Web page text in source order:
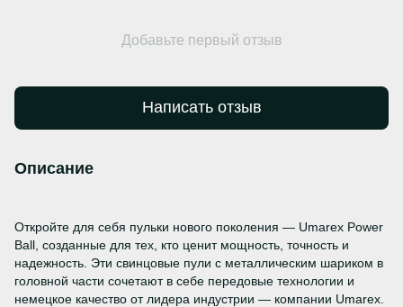
Добавьте первый отзыв
Написать отзыв
Описание
Откройте для себя пульки нового поколения — Umarex Power
Ball, созданные для тех, кто ценит мощность, точность и
надежность. Эти свинцовые пули с металлическим шариком в
головной части сочетают в себе передовые технологии и
немецкое качество от лидера индустрии — компании Umarex.